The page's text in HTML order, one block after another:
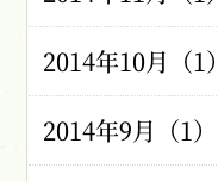
2014年10月（1）
2014年9月（1）